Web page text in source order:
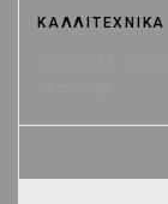
ΚΑΛΛΙΤΕΧΝΙΚΑ